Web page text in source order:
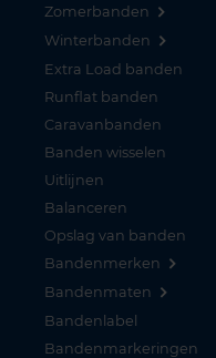
Zomerbanden
Winterbanden
Extra Load banden
Runflat banden
Caravanbanden
Banden wisselen
Uitlijnen
Balanceren
Opslag van banden
Bandenmerken
Bandenmaten
Bandenlabel
Bandenmarkeringen